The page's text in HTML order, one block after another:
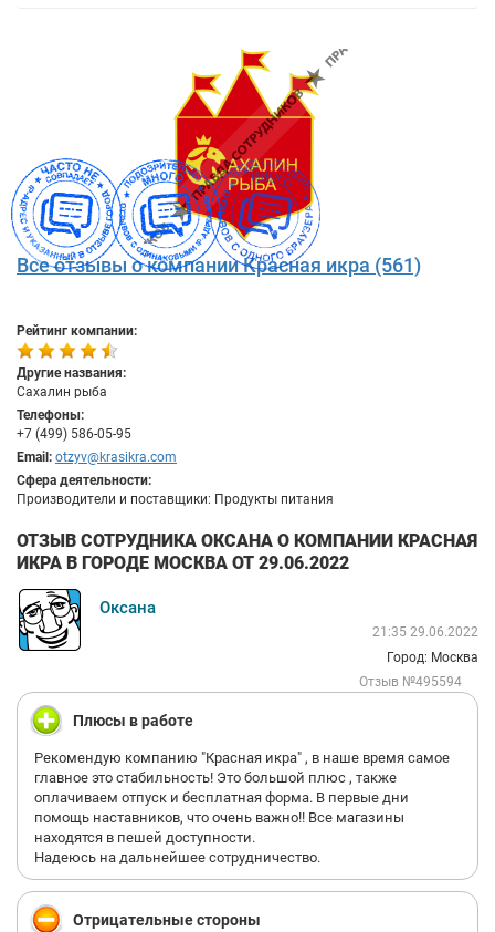
Все отзывы о компании Красная икра (561)
Рейтинг компании:
Другие названия:
Сахалин рыба
Телефоны:
+7 (499) 586-05-95
Email: otzyv@krasikra.com
Сфера деятельности:
Производители и поставщики: Продукты питания
ОТЗЫВ СОТРУДНИКА ОКСАНА О КОМПАНИИ КРАСНАЯ
ИКРА В ГОРОДЕ МОСКВА ОТ 29.06.2022
Оксана
21:35 29.06.2022
Город: Москва
Отзыв №495594
Плюсы в работе
Рекомендую компанию "Красная икра" , в наше время самое
главное это стабильность! Это большой плюс , также
оплачиваем отпуск и бесплатная форма. В первые дни
помощь наставников, что очень важно!! Все магазины
находятся в пешей доступности.
Надеюсь на дальнейшее сотрудничество.
Отрицательные стороны